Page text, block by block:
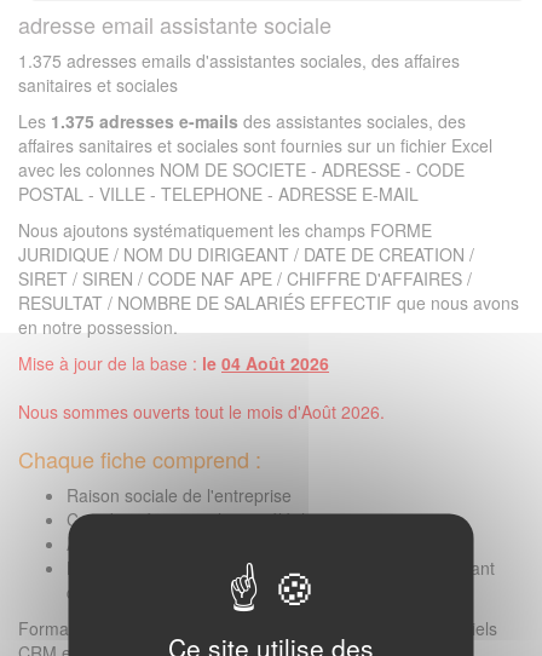
adresse email assistante sociale
1.375 adresses emails d'assistantes sociales, des affaires
sanitaires et sociales
Les 1.375 adresses e-mails des assistantes sociales, des
affaires sanitaires et sociales sont fournies sur un fichier Excel
avec les colonnes NOM DE SOCIETE - ADRESSE - CODE
POSTAL - VILLE - TELEPHONE - ADRESSE E-MAIL
Nous ajoutons systématiquement les champs FORME
JURIDIQUE / NOM DU DIRIGEANT / DATE DE CREATION /
SIRET / SIREN / CODE NAF APE / CHIFFRE D'AFFAIRES /
RESULTAT / NOMBRE DE SALARIÉS EFFECTIF que nous avons
en notre possession.
Mise à jour de la base : le 04 Août 2026
Nous sommes ouverts tout le mois d'Août 2026.
Chaque fiche comprend :
Raison sociale de l'entreprise
Coordonnées postales et téléphoniques
Adresse e-mail professionnelle
Numéro SIRET / informations légales / nom du dirigeant
que nous avons en notre possession
Format livré : Excel ou CSV (compatible avec tous vos logiciels
Ce site utilise des